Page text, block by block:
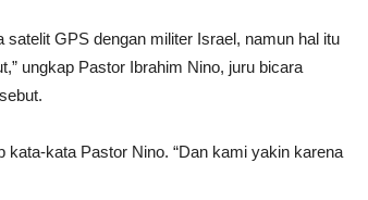
satelit GPS dengan militer Israel, namun hal itu
ungkap Pastor Ibrahim Nino, juru bicara
kata-kata Pastor Nino. “Dan kami yakin karena